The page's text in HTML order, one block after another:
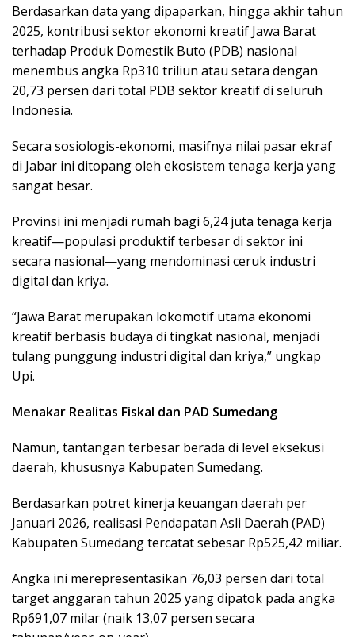
Berdasarkan data yang dipaparkan, hingga akhir tahun
2025, kontribusi sektor ekonomi kreatif Jawa Barat
terhadap Produk Domestik Buto (PDB) nasional
menembus angka Rp310 triliun atau setara dengan
20,73 persen dari total PDB sektor kreatif di seluruh
Indonesia.
Secara sosiologis-ekonomi, masifnya nilai pasar ekraf
di Jabar ini ditopang oleh ekosistem tenaga kerja yang
sangat besar.
Provinsi ini menjadi rumah bagi 6,24 juta tenaga kerja
kreatif—populasi produktif terbesar di sektor ini
secara nasional—yang mendominasi ceruk industri
digital dan kriya.
“Jawa Barat merupakan lokomotif utama ekonomi
kreatif berbasis budaya di tingkat nasional, menjadi
tulang punggung industri digital dan kriya,” ungkap
Upi.
Menakar Realitas Fiskal dan PAD Sumedang
Namun, tantangan terbesar berada di level eksekusi
daerah, khususnya Kabupaten Sumedang.
Berdasarkan potret kinerja keuangan daerah per
Januari 2026, realisasi Pendapatan Asli Daerah (PAD)
Kabupaten Sumedang tercatat sebesar Rp525,42 miliar.
Angka ini merepresentasikan 76,03 persen dari total
target anggaran tahun 2025 yang dipatok pada angka
Rp691,07 milar (naik 13,07 persen secara